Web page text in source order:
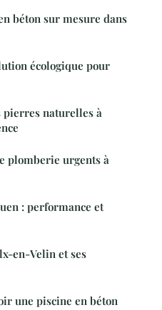
béton sur mesure dans
écologique pour
naturelles à
plomberie urgents à
: performance et
en-Velin et ses
une piscine en béton